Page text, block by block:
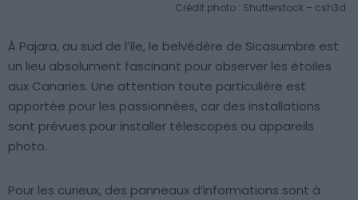
Crédit photo : Shutterstock – csh3d
À Pajara, au sud de l’île, le belvédère de Sicasumbre est
un lieu absolument fascinant pour observer les étoiles
aux Canaries. Une attention toute particulière est
apportée pour les passionnées, car des installations
sont prévues pour installer télescopes ou appareils
photo.
Pour les curieux, des panneaux d’informations sont à